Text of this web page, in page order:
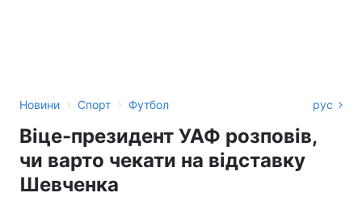
Новини › Спорт › Футбол рус
Віце-президент УАФ розповів,
чи варто чекати на відставку
Шевченка